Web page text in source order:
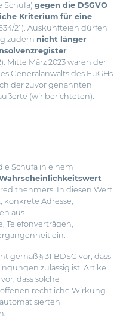
Schufa) gegen die DSGVO
Kriterium für eine
21). Auskunfteien dürfen
zudem nicht länger
Mitte März 2023 waren der
Generalanwalts des EuGHs
der zuvor genannten
(wir berichteten).
Schufa in einem
In diesen Wert
konkrete Adresse,
aus
Telefonverträgen,
ein.
gemäß § 31 BDSG vor, dass
zulässig ist. Artikel
dass solche
rechtliche Wirkung